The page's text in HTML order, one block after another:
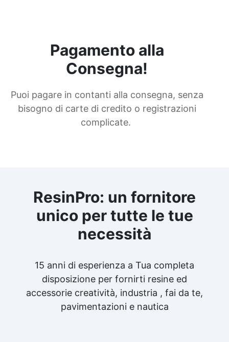
Pagamento alla
Consegna!
Puoi pagare in contanti alla consegna, senza
bisogno di carte di credito o registrazioni
complicate.
ResinPro: un fornitore
unico per tutte le tue
necessità
15 anni di esperienza a Tua completa
disposizione per fornirti resine ed
accessorie creatività, industria , fai da te,
pavimentazioni e nautica